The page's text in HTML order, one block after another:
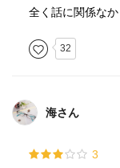
全く話に関係なか
32
海さん
3